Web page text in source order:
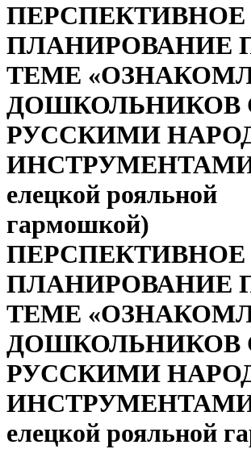
ПЕРСПЕКТИВНОЕ
ПЛАНИРОВАНИЕ
ТЕМЕ
ДОШКОЛЬНИКОВ
РУССКИМИ
елецкой рояльной
гармошкой)
ПЕРСПЕКТИВНОЕ
ПЛАНИРОВАНИЕ
ТЕМЕ
ДОШКОЛЬНИКОВ
РУССКИМИ
елецкой рояльной